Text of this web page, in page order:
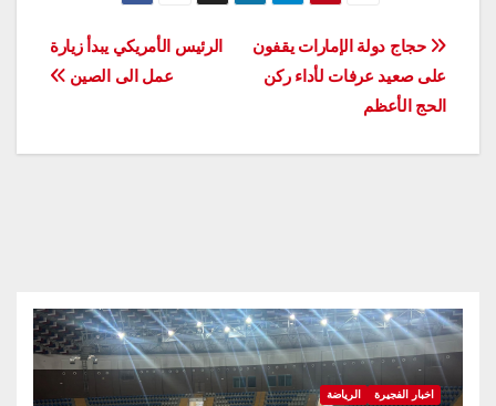
تصفّح
المقالات
الرئيس الأمريكي يبدأ زيارة
عمل الى الصين
حجاج دولة الإمارات يقفون
على صعيد عرفات لأداء ركن
الحج الأعظم
اخبار الفجيرة الرياضة